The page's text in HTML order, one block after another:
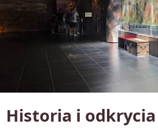
Historia i odkrycia